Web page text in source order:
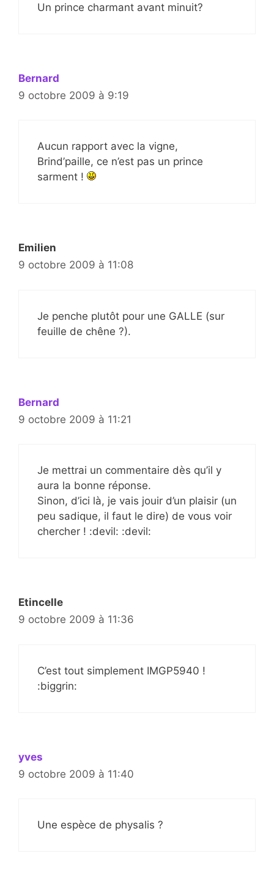
Un prince charmant avant minuit?
Bernard
9 octobre 2009 à 9:19
Aucun rapport avec la vigne,
Brind’paille, ce n’est pas un prince
sarment !
Emilien
9 octobre 2009 à 11:08
Je penche plutôt pour une GALLE (sur
feuille de chêne ?).
Bernard
9 octobre 2009 à 11:21
Je mettrai un commentaire dès qu’il y
aura la bonne réponse.
Sinon, d’ici là, je vais jouir d’un plaisir (un
peu sadique, il faut le dire) de vous voir
chercher ! :devil: :devil:
Etincelle
9 octobre 2009 à 11:36
C’est tout simplement IMGP5940 !
:biggrin:
yves
9 octobre 2009 à 11:40
Une espèce de physalis ?